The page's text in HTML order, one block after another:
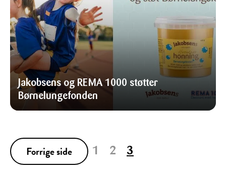
Jakobsens og REMA 1000 støtter
Børnelungefonden
Forrige side 1 2 3